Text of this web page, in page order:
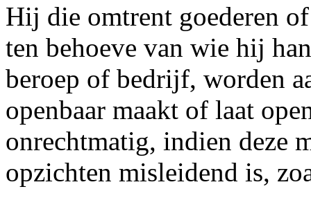
Hij die omtrent goederen
ten behoeve van wie hij
beroep of bedrijf, worden
openbaar maakt of laat
onrechtmatig, indien deze
opzichten misleidend is,